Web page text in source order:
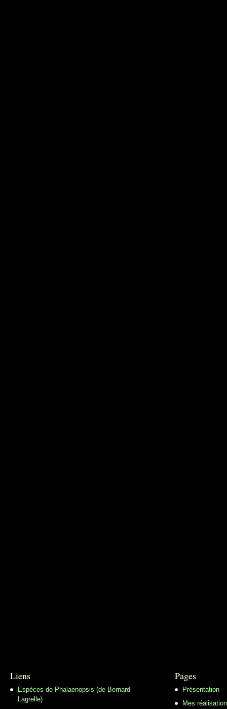
Liens
Espèces de Phalaenopsis (de Bernard
Lagrelle)
Pages
Présentation
Mes